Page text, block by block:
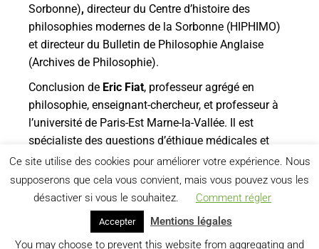
Sorbonne), directeur du Centre d’histoire des
philosophies modernes de la Sorbonne (HIPHIMO)
et directeur du Bulletin de Philosophie Anglaise
(Archives de Philosophie).
Conclusion de Eric Fiat, professeur agrégé en
philosophie, enseignant-chercheur, et professeur à
l’université de Paris-Est Marne-la-Vallée. Il est
spécialiste des questions d’éthique médicales et
parrain du séminaire.
Ce site utilise des cookies pour améliorer votre expérience. Nous
supposerons que cela vous convient, mais vous pouvez vous les
désactiver si vous le souhaitez.
Comment régler
Accepter
Mentions légales
You may choose to prevent this website from aggregating and